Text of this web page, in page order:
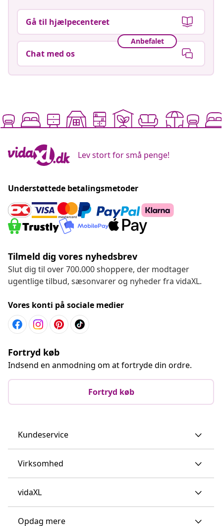
Gå til hjælpecenteret
Anbefalet
Chat med os
Lev stort for små penge!
Understøttede betalingsmetoder
Tilmeld dig vores nyhedsbrev
Slut dig til over 700.000 shoppere, der modtager
ugentlige tilbud, sæsonvarer og nyheder fra vidaXL.
Vores konti på sociale medier
Fortryd køb
Indsend en anmodning om at fortryde din ordre.
Fortryd køb
Kundeservice
Virksomhed
vidaXL
Opdag mere